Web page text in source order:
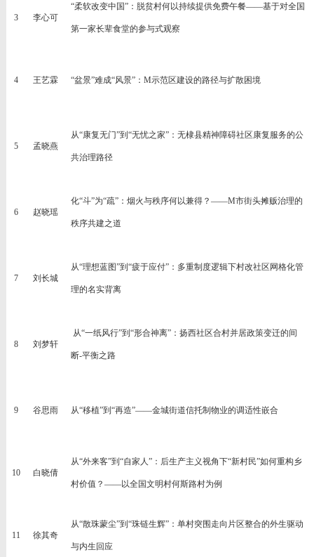
3 李心可
“柔软改变中国”：脱贫村何以持续提供免费午餐——基于对全国
第一家长辈食堂的参与式观察
4 王艺霖 “盆景”难成“风景”： M示范区建设的路径与扩散困境
5 孟晓燕
从“康复无门”到“无忧之家”：无棣县精神障碍社区康复服务的公
共治理路径
6 赵晓瑶
化“斗”为“疏”：烟火与秩序何以兼得？——M市街头摊贩治理的
秩序共建之道
7 刘长城
从“理想蓝图”到“疲于应付”：多重制度逻辑下村改社区网格化管
理的名实背离
8 刘梦轩
从“一纸风行”到“形合神离”：扬西社区合村并居政策变迁的间
断-平衡之路
9 谷思雨 从“移植”到“再造”——金城街道信托制物业的调适性嵌合
10 白晓倩
从“外来客”到“自家人”：后生产主义视角下“新村民”如何重构乡
村价值？——以全国文明村何斯路村为例
1 1 徐其奇
从“散珠蒙尘”到“珠链生辉”：单村突围走向片区整合的外生驱动
与内生回应